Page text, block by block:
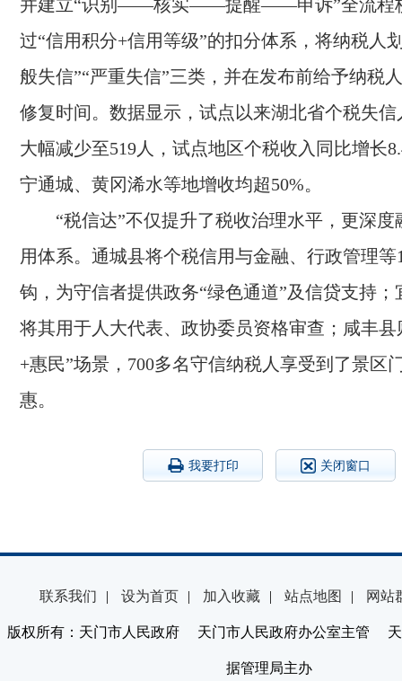
并建立“识别——核实——提醒——申诉”全流程
过“信用积分+信用等级”的扣分体系，将纳税人
般失信”“严重失信”三类，并在发布前给予纳税
修复时间。数据显示，试点以来湖北省个税失信
大幅减少至519人，试点地区个税收入同比增长
宁通城、黄冈浠水等地增收均超50%。
“税信达”不仅提升了税收治理水平，更深度
用体系。通城县将个税信用与金融、行政管理等
钩，为守信者提供政务“绿色通道”及信贷支持；
将其用于人大代表、政协委员资格审查；咸丰县
+惠民”场景，700多名守信纳税人享受到了景区
惠。
我要打印 关闭窗口
联系我们 | 设为首页 | 加入收藏 | 站点地图 | 网站
版权所有：天门市人民政府 天门市人民政府办公室主管 天
据管理局主办